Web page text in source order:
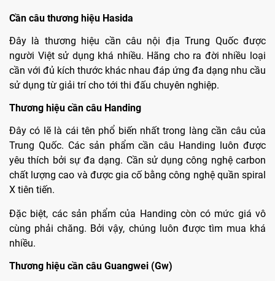
Cần câu thương hiệu Hasida
Đây là thương hiệu cần câu nội địa Trung Quốc được
người Việt sử dụng khá nhiều. Hãng cho ra đời nhiều loại
cần với đủ kích thước khác nhau đáp ứng đa dạng nhu cầu
sử dụng từ giải trí cho tới thi đấu chuyên nghiệp.
Thương hiệu cần câu Handing
Đây có lẽ là cái tên phổ biến nhất trong làng cần câu của
Trung Quốc. Các sản phẩm cần câu Handing luôn được
yêu thích bởi sự đa dạng. Cần sử dụng công nghệ carbon
chất lượng cao và được gia cố bằng công nghệ quần spiral
X tiên tiến.
Đặc biệt, các sản phẩm của Handing còn có mức giá vô
cùng phải chăng. Bởi vậy, chúng luôn được tìm mua khá
nhiều.
Thương hiệu cần câu Guangwei (Gw)